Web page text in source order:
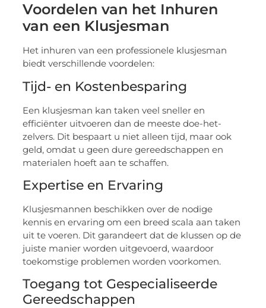
Voordelen van het Inhuren
van een Klusjesman
Het inhuren van een professionele klusjesman
biedt verschillende voordelen:
Tijd- en Kostenbesparing
Een klusjesman kan taken veel sneller en
efficiënter uitvoeren dan de meeste doe-het-
zelvers. Dit bespaart u niet alleen tijd, maar ook
geld, omdat u geen dure gereedschappen en
materialen hoeft aan te schaffen.
Expertise en Ervaring
Klusjesmannen beschikken over de nodige
kennis en ervaring om een breed scala aan taken
uit te voeren. Dit garandeert dat de klussen op de
juiste manier worden uitgevoerd, waardoor
toekomstige problemen worden voorkomen.
Toegang tot Gespecialiseerde
Gereedschappen